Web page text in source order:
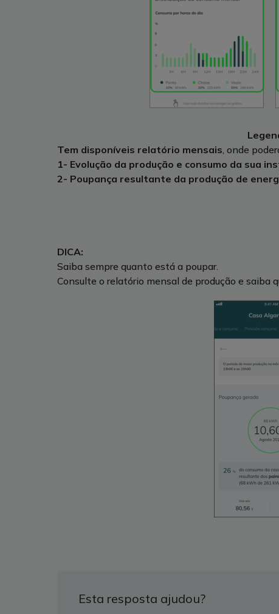
Tem disponíveis relatório mensais, onde
1- Evolução da produção e consumo da sua
2- Poupança resultante da produção de
DICA:
Saiba sempre quanto está a poupar.
Consulte o relatório mensal de produção e saiba
Esta resposta ajudou?